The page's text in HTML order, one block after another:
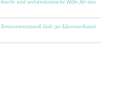
lädt zur Ideenwerkstatt